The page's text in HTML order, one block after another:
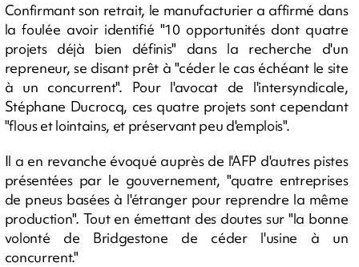
Confirmant son retrait, le manufacturier a affirmé dans
la foulée avoir identifié "10 opportunités dont quatre
projets déjà bien définis" dans la recherche d'un
repreneur, se disant prêt à "céder le cas échéant le site
à un concurrent". Pour l'avocat de l'intersyndicale,
Stéphane Ducrocq, ces quatre projets sont cependant
"flous et lointains, et préservant peu d'emplois".
Il a en revanche évoqué auprès de l'AFP d'autres pistes
présentées par le gouvernement, "quatre entreprises
de pneus basées à l'étranger pour reprendre la même
production". Tout en émettant des doutes sur "la bonne
volonté de Bridgestone de céder l'usine à un
concurrent."